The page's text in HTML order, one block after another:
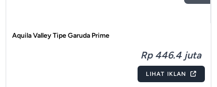
Aquila Valley Tipe Garuda Prime
Rp 446.4 juta
LIHAT IKLAN